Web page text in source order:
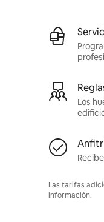
Los
Las tarifas
información.